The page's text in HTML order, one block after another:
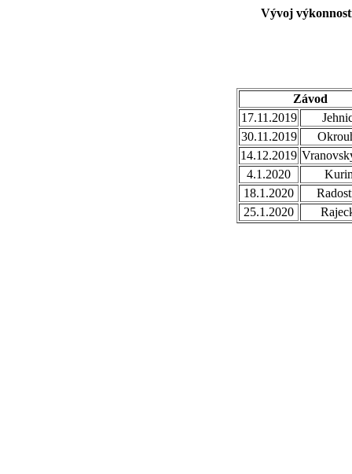
Vývoj
Závod
17.11.2019
30.11.2019
14.12.2019
4.1.2020
18.1.2020
25.1.2020